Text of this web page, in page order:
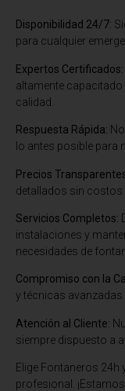
Disponibilidad 24/7:
para cualquier
Expertos Certificados:
altamente
calidad.
Respuesta Rápida:
lo antes posible para
Precios
detallados sin costos
Servicios Completos:
instalaciones y
necesidades de
Compromiso con la
y técnicas
Atención al Cliente:
siempre dispuesto a
Elige Fontaneros
profesional.